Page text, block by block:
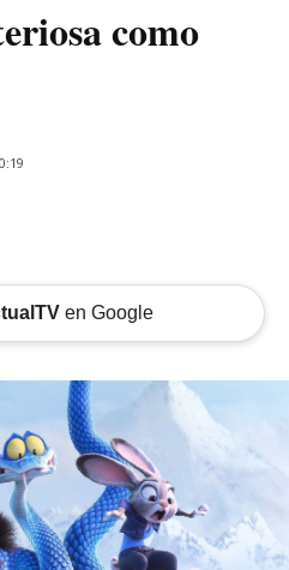
como
en Google